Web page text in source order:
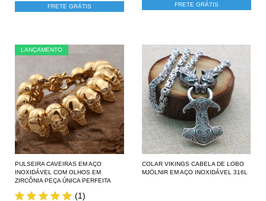
FRETE GRÁTIS FRETE GRÁTIS
LANÇAMENTO
PULSEIRA CAVEIRAS EM AÇO
INOXIDÁVEL COM OLHOS EM
ZIRCÔNIA PEÇA ÚNICA PERFEITA
(1)
COLAR VIKINGS CABELA DE LOBO
MJÖLNIR EM AÇO INOXIDÁVEL 316L